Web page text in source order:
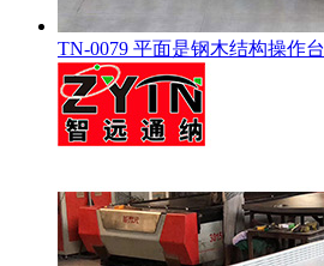
TN-0079 平面是钢木结构操作台